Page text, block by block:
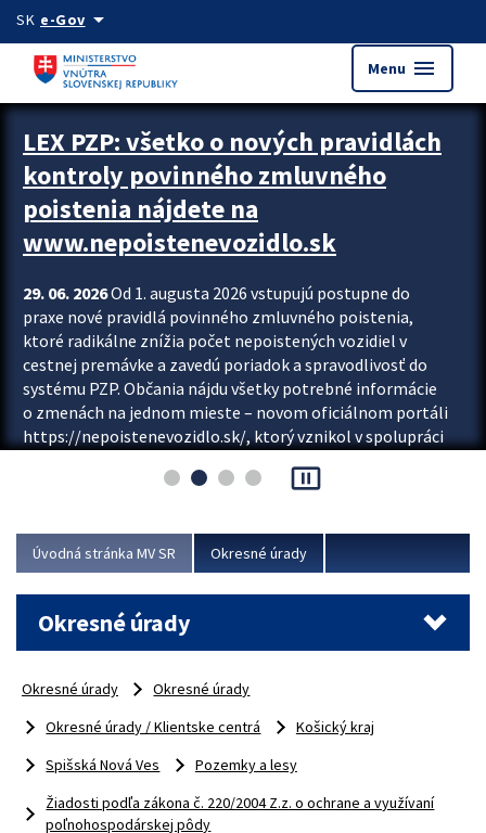
Preskocit na hlavný obsah
SK e-Govarrow_drop_down
Menu menu
Zastavit automatický posun upútavok
LEX PZP: všetko o nových pravidlách
kontroly povinného zmluvného
poistenia nájdete na
www.nepoistenevozidlo.sk
29. 06. 2026Od 1. augusta 2026 vstupujú postupne do
praxe nové pravidlá povinného zmluvného poistenia,
ktoré radikálne znížia počet nepoistených vozidiel v
cestnej premávke a zavedú poriadok a spravodlivosť do
systému PZP. Občania nájdu všetky potrebné informácie
o zmenách na jednom mieste – novom oficiálnom portáli
https://nepoistenevozidlo.sk/, ktorý vznikol v spolupráci
asociácie poisťovní (SLASPO) a Ministerstva vnútra SR.
Viac
pause_presentation
Úvodná stránka MV SR Okresné úrady
Okresné úrady
Okresné úrady
Okresné úrady
Okresné úrady / Klientske centrá
Košický kraj
Spišská Nová Ves
Pozemky a lesy
Žiadosti podľa zákona č. 220/2004 Z.z. o ochrane a využívaní
poľnohospodárskej pôdy